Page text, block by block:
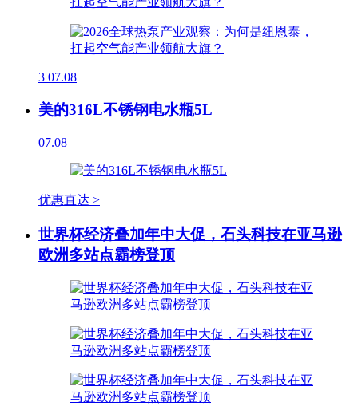
3 07.08
美的316L不锈钢电水瓶5L
07.08
优惠直达 >
世界杯经济叠加年中大促，石头科技在亚马逊
欧洲多站点霸榜登顶